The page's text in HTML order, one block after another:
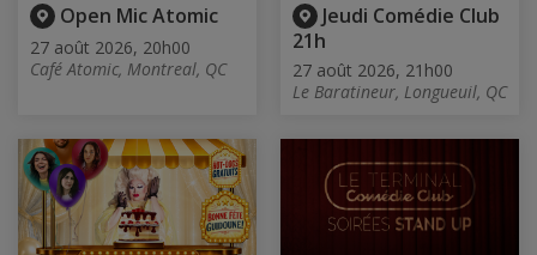
Open Mic Atomic
27 août 2026, 20h00
Café Atomic, Montreal, QC
Jeudi Comédie Club
21h
27 août 2026, 21h00
Le Baratineur, Longueuil, QC